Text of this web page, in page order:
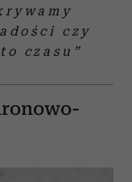
czy
czasu”